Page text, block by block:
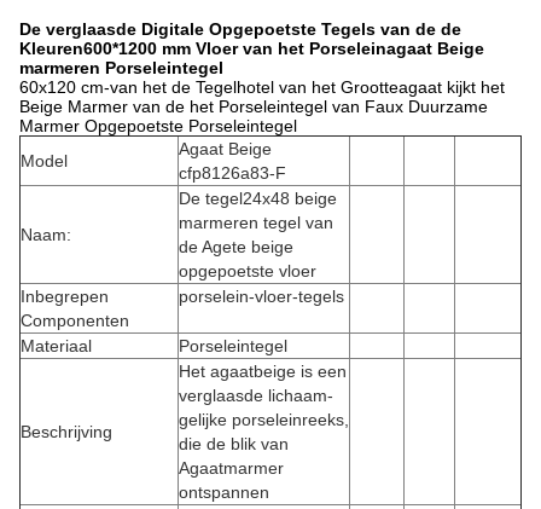
De verglaasde Digitale Opgepoetste Tegels van de de
Kleuren600*1200 mm Vloer van het Porseleinagaat Beige
marmeren Porseleintegel
60x120 cm-van het de Tegelhotel van het Grootteagaat kijkt het
Beige Marmer van de het Porseleintegel van Faux Duurzame
Marmer Opgepoetste Porseleintegel
Model
Agaat Beige
cfp8126a83-F
Naam:
De tegel24x48 beige
marmeren tegel van
de Agete beige
opgepoetste vloer
Inbegrepen
Componenten
porselein-vloer-tegels
Materiaal Porseleintegel
Beschrijving
Het agaatbeige is een
verglaasde lichaam-
gelijke porseleinreeks,
die de blik van
Agaatmarmer
ontspannen